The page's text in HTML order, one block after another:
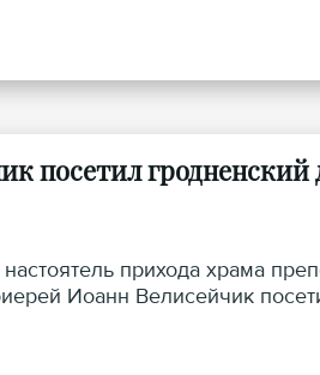
посетил гродненский
прихода храма
Иоанн Велисейчик